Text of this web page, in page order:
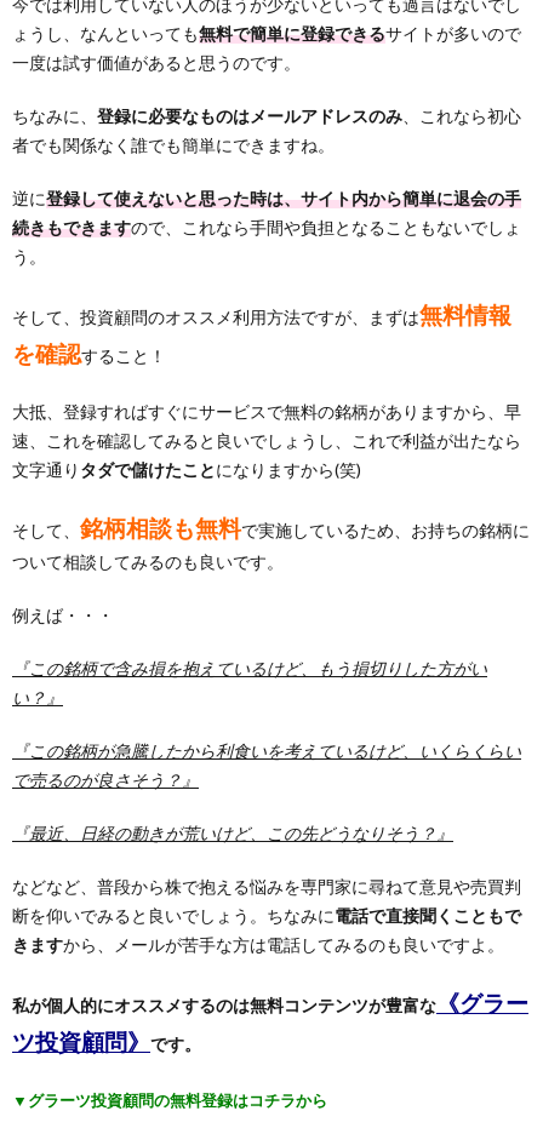
ょうし、なんといっても無料で簡単に登録できるサイトが多いので
一度は試す価値があると思うのです。
ちなみに、 登録に必要なものはメールアドレスのみ 、これなら初心
者でも関係なく誰でも簡単にできますね。
逆に登録して使えないと思った時は、サイト内から簡単に退会の手
続きもできますので、これなら手間や負担となることもないでしょ
う。
そして、投資顧問のオススメ利用方法ですが、まずは無料情報
を確認すること！
大抵、登録すればすぐにサービスで無料の銘柄がありますから、早
速、これを確認してみると良いでしょうし、これで利益が出たなら
文字通り タダで儲けたことになりますから(笑)
そして、 銘柄相談も無料で実施しているため、お持ちの銘柄に
ついて相談してみるのも良いです。
例えば・・・
『この銘柄で含み損を抱えているけど、もう損切りした方がい
い？』
『この銘柄が急騰したから利食いを考えているけど、いくらくらい
で売るのが良さそう？』
『最近、日経の動きが荒いけど、この先どうなりそう？』
などなど、普段から株で抱える悩みを専門家に尋ねて意見や売買判
断を仰いでみると良いでしょう。ちなみに電話で直接聞くこともで
きますから、メールが苦手な方は電話してみるのも良いですよ。
私が個人的にオススメするのは無料コンテンツが豊富な 《グラー
ツ投資顧問》 です。
▼グラーツ投資顧問の無料登録はコチラから